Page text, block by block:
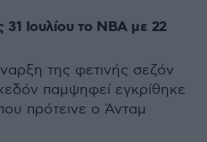
31 Ιουλίου το NBA με 22
της φετινής σεζόν
παμψηφεί εγκρίθηκε
πρότεινε ο Άνταμ